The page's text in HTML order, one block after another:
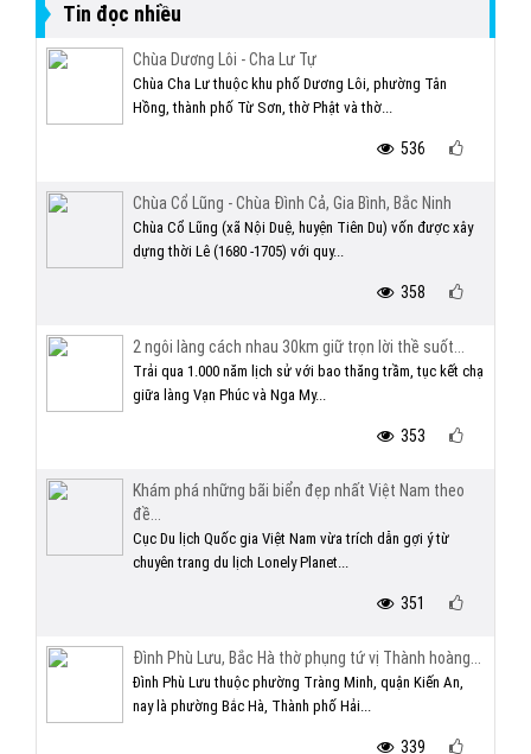
Tin đọc nhiều
Chùa Dương Lôi - Cha Lư Tự
Chùa Cha Lư thuộc khu phố Dương Lôi, phường Tân
Hồng, thành phố Từ Sơn, thờ Phật và thờ...
536
Chùa Cổ Lũng - Chùa Đình Cả, Gia Bình, Bắc Ninh
Chùa Cổ Lũng (xã Nội Duệ, huyện Tiên Du) vốn được xây
dựng thời Lê (1680 -1705) với quy...
358
2 ngôi làng cách nhau 30km giữ trọn lời thề suốt...
Trải qua 1.000 năm lịch sử với bao thăng trầm, tục kết chạ
giữa làng Vạn Phúc và Nga My...
353
Khám phá những bãi biển đẹp nhất Việt Nam theo
đề...
Cục Du lịch Quốc gia Việt Nam vừa trích dẫn gợi ý từ
chuyên trang du lịch Lonely Planet...
351
Đình Phù Lưu, Bắc Hà thờ phụng tứ vị Thành hoàng...
Đình Phù Lưu thuộc phường Tràng Minh, quận Kiến An,
nay là phường Bắc Hà, Thành phố Hải...
339